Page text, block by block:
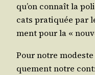
qu’on connaît la
cats pra­ti­quée par
ment pour la «
Pour notre
que­ment notre